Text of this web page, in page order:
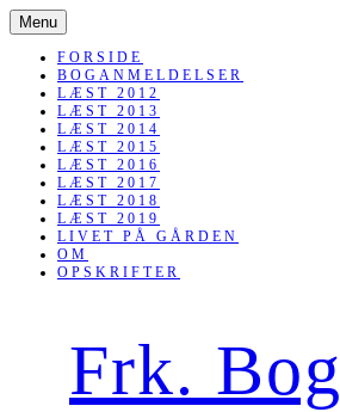
Menu SKIP
TO
CONTENT
FORSIDE
BOGANMELDELSER
LÆST 2012
LÆST 2013
LÆST 2014
LÆST 2015
LÆST 2016
LÆST 2017
LÆST 2018
LÆST 2019
LIVET PÅ GÅRDEN
OM
OPSKRIFTER
Frk.